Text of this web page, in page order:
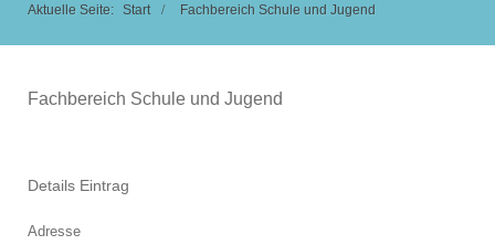
Aktuelle Seite: Start Fachbereich Schule und Jugend
Fachbereich Schule und Jugend
Details Eintrag
Adresse